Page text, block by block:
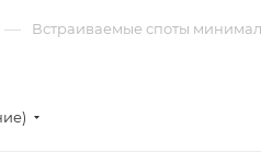
— Встраиваемые споты